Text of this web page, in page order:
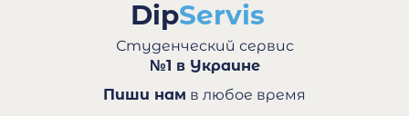
Студенческий сервис
№1 в Украине
Пиши нам в любое время